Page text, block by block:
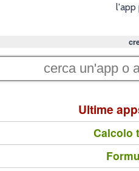
l'app
Ultime
Calcolo